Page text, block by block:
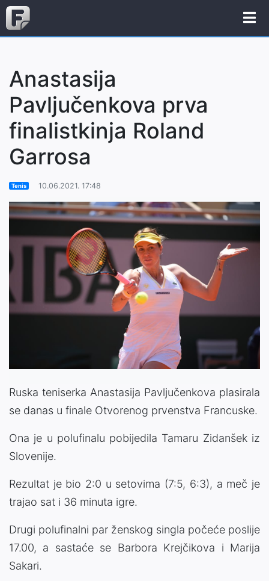
Anastasija
Pavljučenkova prva
finalistkinja Roland
Garrosa
Tenis 10.06.2021. 17:48
Ruska teniserka Anastasija Pavljučenkova plasirala
se danas u finale Otvorenog prvenstva Francuske.
Ona je u polufinalu pobijedila Tamaru Zidanšek iz
Slovenije.
Rezultat je bio 2:0 u setovima (7:5, 6:3), a meč je
trajao sat i 36 minuta igre.
Drugi polufinalni par ženskog singla počeće poslije
17.00, a sastaće se Barbora Krejčikova i Marija
Sakari.